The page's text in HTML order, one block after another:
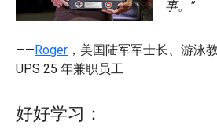
事。”
——Roger ，美国陆军军士长、游泳
UPS 25 年兼职员工
好好学习：